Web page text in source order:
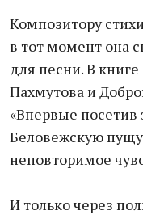
Композитору
в тот момент она
для песни. В
Пахмутова и
«Впервые
Беловежскую
неповторимое
И только через